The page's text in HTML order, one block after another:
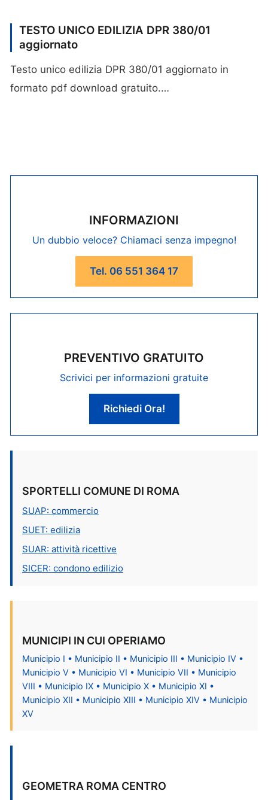
TESTO UNICO EDILIZIA DPR 380/01
aggiornato
Testo unico edilizia DPR 380/01 aggiornato in
formato pdf download gratuito.…
INFORMAZIONI
Un dubbio veloce? Chiamaci senza impegno!
Tel. 06 551 364 17
PREVENTIVO GRATUITO
Scrivici per informazioni gratuite
Richiedi Ora!
SPORTELLI COMUNE DI ROMA
SUAP: commercio
SUET: edilizia
SUAR: attività ricettive
SICER: condono edilizio
MUNICIPI IN CUI OPERIAMO
Municipio I • Municipio II • Municipio III • Municipio IV •
Municipio V • Municipio VI • Municipio VII • Municipio
VIII • Municipio IX • Municipio X • Municipio XI •
Municipio XII • Municipio XIII • Municipio XIV • Municipio
XV
GEOMETRA ROMA CENTRO